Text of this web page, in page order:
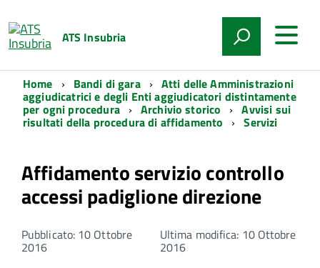
ATS Insubria
Home Bandi di gara Atti delle Amministrazioni
aggiudicatrici e degli Enti aggiudicatori distintamente
per ogni procedura Archivio storico Avvisi sui
risultati della procedura di affidamento Servizi
Affidamento servizio controllo
accessi padiglione direzione
Pubblicato: 10 Ottobre
2016
Ultima modifica: 10 Ottobre
2016